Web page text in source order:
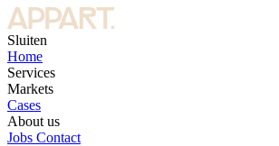
Sluiten
Home
Services
Markets
Cases
About us
Jobs Contact